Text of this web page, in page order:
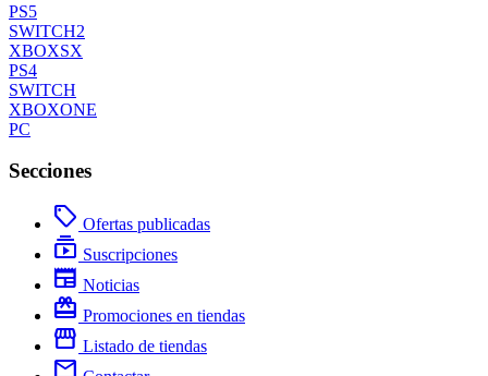
PS5
SWITCH2
XBOXSX
PS4
SWITCH
XBOXONE
PC
Secciones
local_offer Ofertas publicadas
subscriptions Suscripciones
newspaper Noticias
redeem Promociones en tiendas
storefront Listado de tiendas
mail